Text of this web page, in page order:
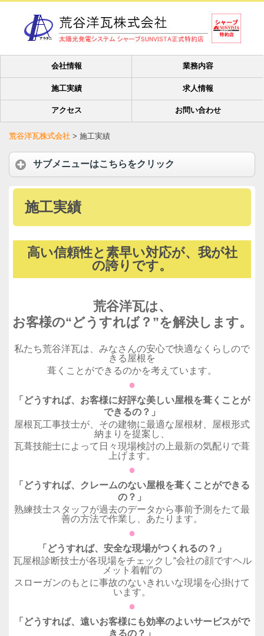
会社情報 業務内容
施工実績 求人情報
アクセス お問い合わせ
荒谷洋瓦株式会社 > 施工実績
サブメニューはこちらをクリック
施工実績
高い信頼性と素早い対応が、我が社
の誇りです。
荒谷洋瓦は、
お客様の“どうすれば？”を解決します。
私たち荒谷洋瓦は、みなさんの安心で快適なくらしので
きる屋根を
葺くことができるのかを考えています。
●
「どうすれば、お客様に好評な美しい屋根を葺くことが
できるの？」
屋根瓦工事技士が、その建物に最適な屋根材、屋根形式
納まりを提案し、
瓦葺技能士によって日々現場検討の上最新の気配りで葺
上げます。
●
「どうすれば、クレームのない屋根を葺くことができる
の？」
熟練技士スタッフが過去のデータから事前予測をたて最
善の方法で作業し、あたります。
●
「どうすれば、安全な現場がつくれるの？」
瓦屋根診断技士が各現場をチェックし“会社の顔ですヘル
メット着帽”の
スローガンのもとに事故のないきれいな現場を心掛けて
います。
●
「どうすれば、遠いお客様にも効率のよいサービスがで
きるの？」